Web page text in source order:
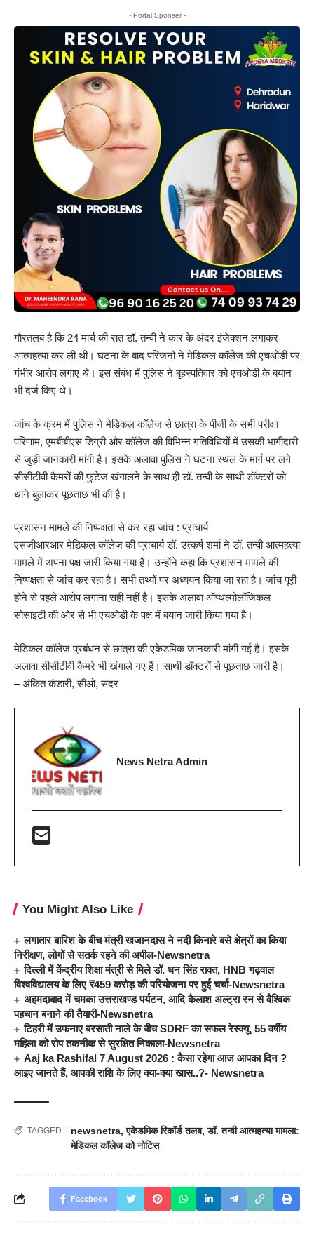
- Portal Sponser -
गौरतलब है कि 24 मार्च की रात डॉ. तन्वी ने कार के अंदर इंजेक्शन लगाकर
आत्महत्या कर ली थी। घटना के बाद परिजनों ने मेडिकल कॉलेज की एचओडी पर
गंभीर आरोप लगाए थे। इस संबंध में पुलिस ने बृहस्पतिवार को एचओडी के बयान
भी दर्ज किए थे।
जांच के क्रम में पुलिस ने मेडिकल कॉलेज से छात्रा के पीजी के सभी परीक्षा
परिणाम, एमबीबीएस डिग्री और कॉलेज की विभिन्न गतिविधियों में उसकी भागीदारी
से जुड़ी जानकारी मांगी है। इसके अलावा पुलिस ने घटना स्थल के मार्ग पर लगे
सीसीटीवी कैमरों की फुटेज खंगालने के साथ ही डॉ. तन्वी के साथी डॉक्टरों को
थाने बुलाकर पूछताछ भी की है।
प्रशासन मामले की निष्पक्षता से कर रहा जांच : प्राचार्य
एसजीआरआर मेडिकल कॉलेज की प्राचार्य डॉ. उत्कर्ष शर्मा ने डॉ. तन्वी आत्महत्या
मामले में अपना पक्ष जारी किया गया है। उन्होंने कहा कि प्रशासन मामले की
निष्पक्षता से जांच कर रहा है। सभी तथ्यों पर अध्ययन किया जा रहा है। जांच पूरी
होने से पहले आरोप लगाना सही नहीं है। इसके अलावा ऑप्थल्मोलॉजिकल
सोसाइटी की ओर से भी एचओडी के पक्ष में बयान जारी किया गया है।
मेडिकल कॉलेज प्रबंधन से छात्रा की एकेडमिक जानकारी मांगी गई है। इसके
अलावा सीसीटीवी कैमरे भी खंगाले गए हैं। साथी डॉक्टरों से पूछताछ जारी है।
– अंकित कंडारी, सीओ, सदर
News Netra Admin
You Might Also Like
लगातार बारिश के बीच मंत्री खजानदास ने नदी किनारे बसे क्षेत्रों का किया
निरीक्षण, लोगों से सतर्क रहने की अपील-Newsnetra
दिल्ली में केंद्रीय शिक्षा मंत्री से मिले डॉ. धन सिंह रावत, HNB गढ़वाल
विश्वविद्यालय के लिए ₹459 करोड़ की परियोजना पर हुई चर्चा-Newsnetra
अहमदाबाद में चमका उत्तराखण्ड पर्यटन, आदि कैलाश अल्ट्रा रन से वैश्विक
पहचान बनाने की तैयारी-Newsnetra
टिहरी में उफनाए बरसाती नाले के बीच SDRF का सफल रेस्क्यू, 55 वर्षीय
महिला को रोप तकनीक से सुरक्षित निकाला-Newsnetra
Aaj ka Rashifal 7 August 2026 : कैसा रहेगा आज आपका दिन ?
आइए जानते हैं, आपकी राशि के लिए क्या-क्या खास..?- Newsnetra
TAGGED: newsnetra,एकेडमिक रिकॉर्ड तलब,डॉ. तन्वी आत्महत्या मामला:
मेडिकल कॉलेज को नोटिस
Facebook